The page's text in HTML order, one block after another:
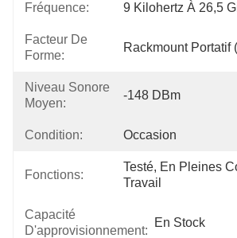
Fréquence: 9 Kilohertz À 26,5
Facteur De
Forme:
Rackmount Portatif
Niveau Sonore
Moyen:
-148 DBm
Condition: Occasion
Fonctions:
Testé, En Pleines
Travail
Capacité
D'approvisionnement:
En Stock